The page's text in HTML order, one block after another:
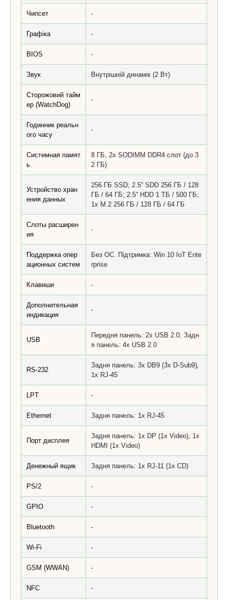
Чипсет -
Графіка -
BIOS -
Звук Внутрішній динамік (2 Вт)
Сторожовий тайм
ер (WatchDog)
-
Годинник реальн
ого часу
-
Системная памят
ь
8 ГБ, 2x SODIMM DDR4 слот (до 3
2 ГБ)
Устройство хран
ения данных
256 ГБ SSD; 2.5” SDD 256 ГБ / 128
ГБ / 64 ГБ; 2.5” HDD 1 ТБ / 500 ГБ;
1x M.2 256 ГБ / 128 ГБ / 64 ГБ
Слоты расширен
ия
-
Поддержка опер
ационных систем
Без ОС. Підтримка: Win 10 IoT Ente
rprise
Клавиши -
Дополнительная
индикация
-
USB
Передня панель: 2x USB 2.0; Задн
я панель: 4x USB 2.0
RS-232
Задня панель: 3х DB9 (3х D-Sub9),
1x RJ-45
LPT -
Ethernet Задня панель: 1х RJ-45
Порт дисплея
Задня панель: 1x DP (1x Video), 1x
HDMI (1x Video)
Денежный ящик Задня панель: 1x RJ-11 (1x CD)
PS/2 -
GPIO -
Bluetooth -
Wi-Fi -
GSM (WWAN) -
NFC -